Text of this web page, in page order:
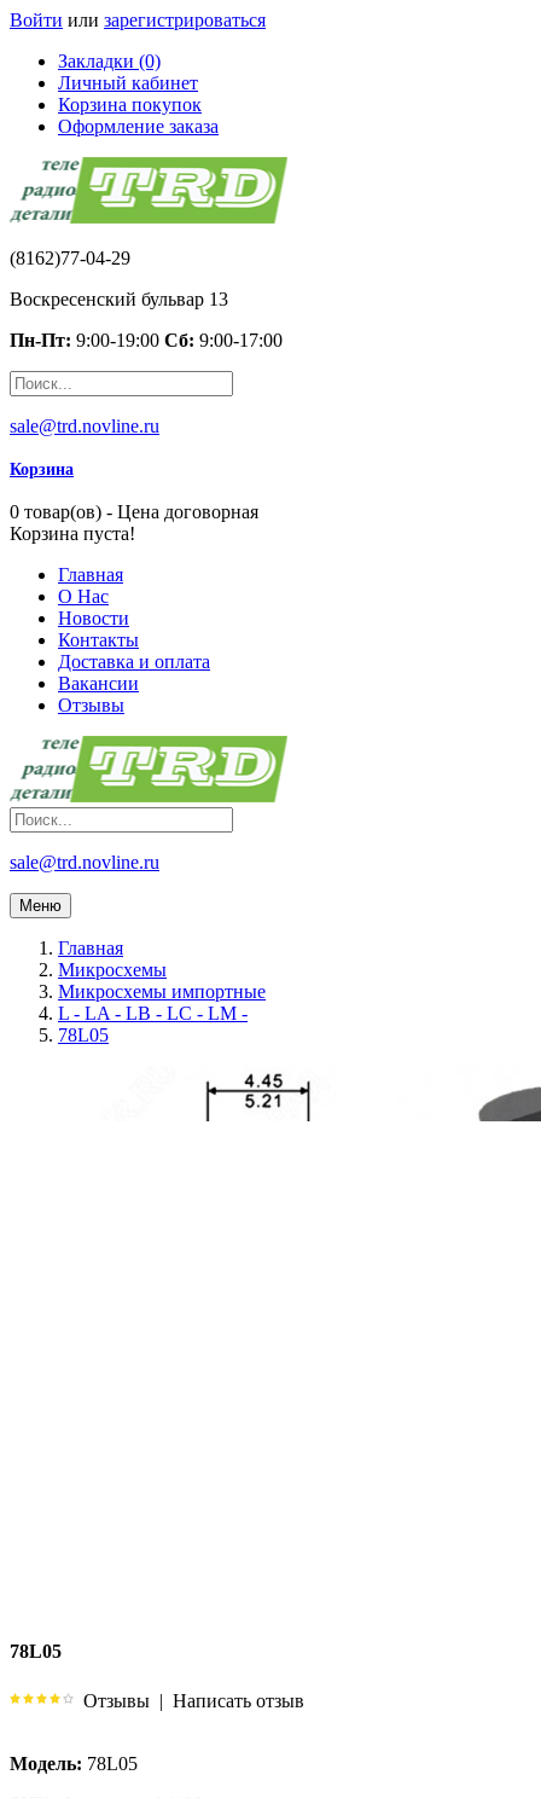
Войти или зарегистрироваться
Закладки (0)
Личный кабинет
Корзина покупок
Оформление заказа
(8162)77-04-29
Воскресенский бульвар 13
Пн-Пт: 9:00-19:00 Сб: 9:00-17:00
sale@trd.novline.ru
Корзина
0 товар(ов) - Цена договорная
Корзина пуста!
Главная
О Нас
Новости
Контакты
Доставка и оплата
Вакансии
Отзывы
sale@trd.novline.ru
Меню
Главная
Микросхемы
Микросхемы импортные
L - LA - LB - LC - LM -
78L05
78L05
Отзывы | Написать отзыв
Модель: 78L05